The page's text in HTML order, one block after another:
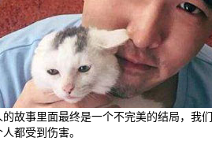
故事里面最终是一个不完美的结局，
都受到伤害。